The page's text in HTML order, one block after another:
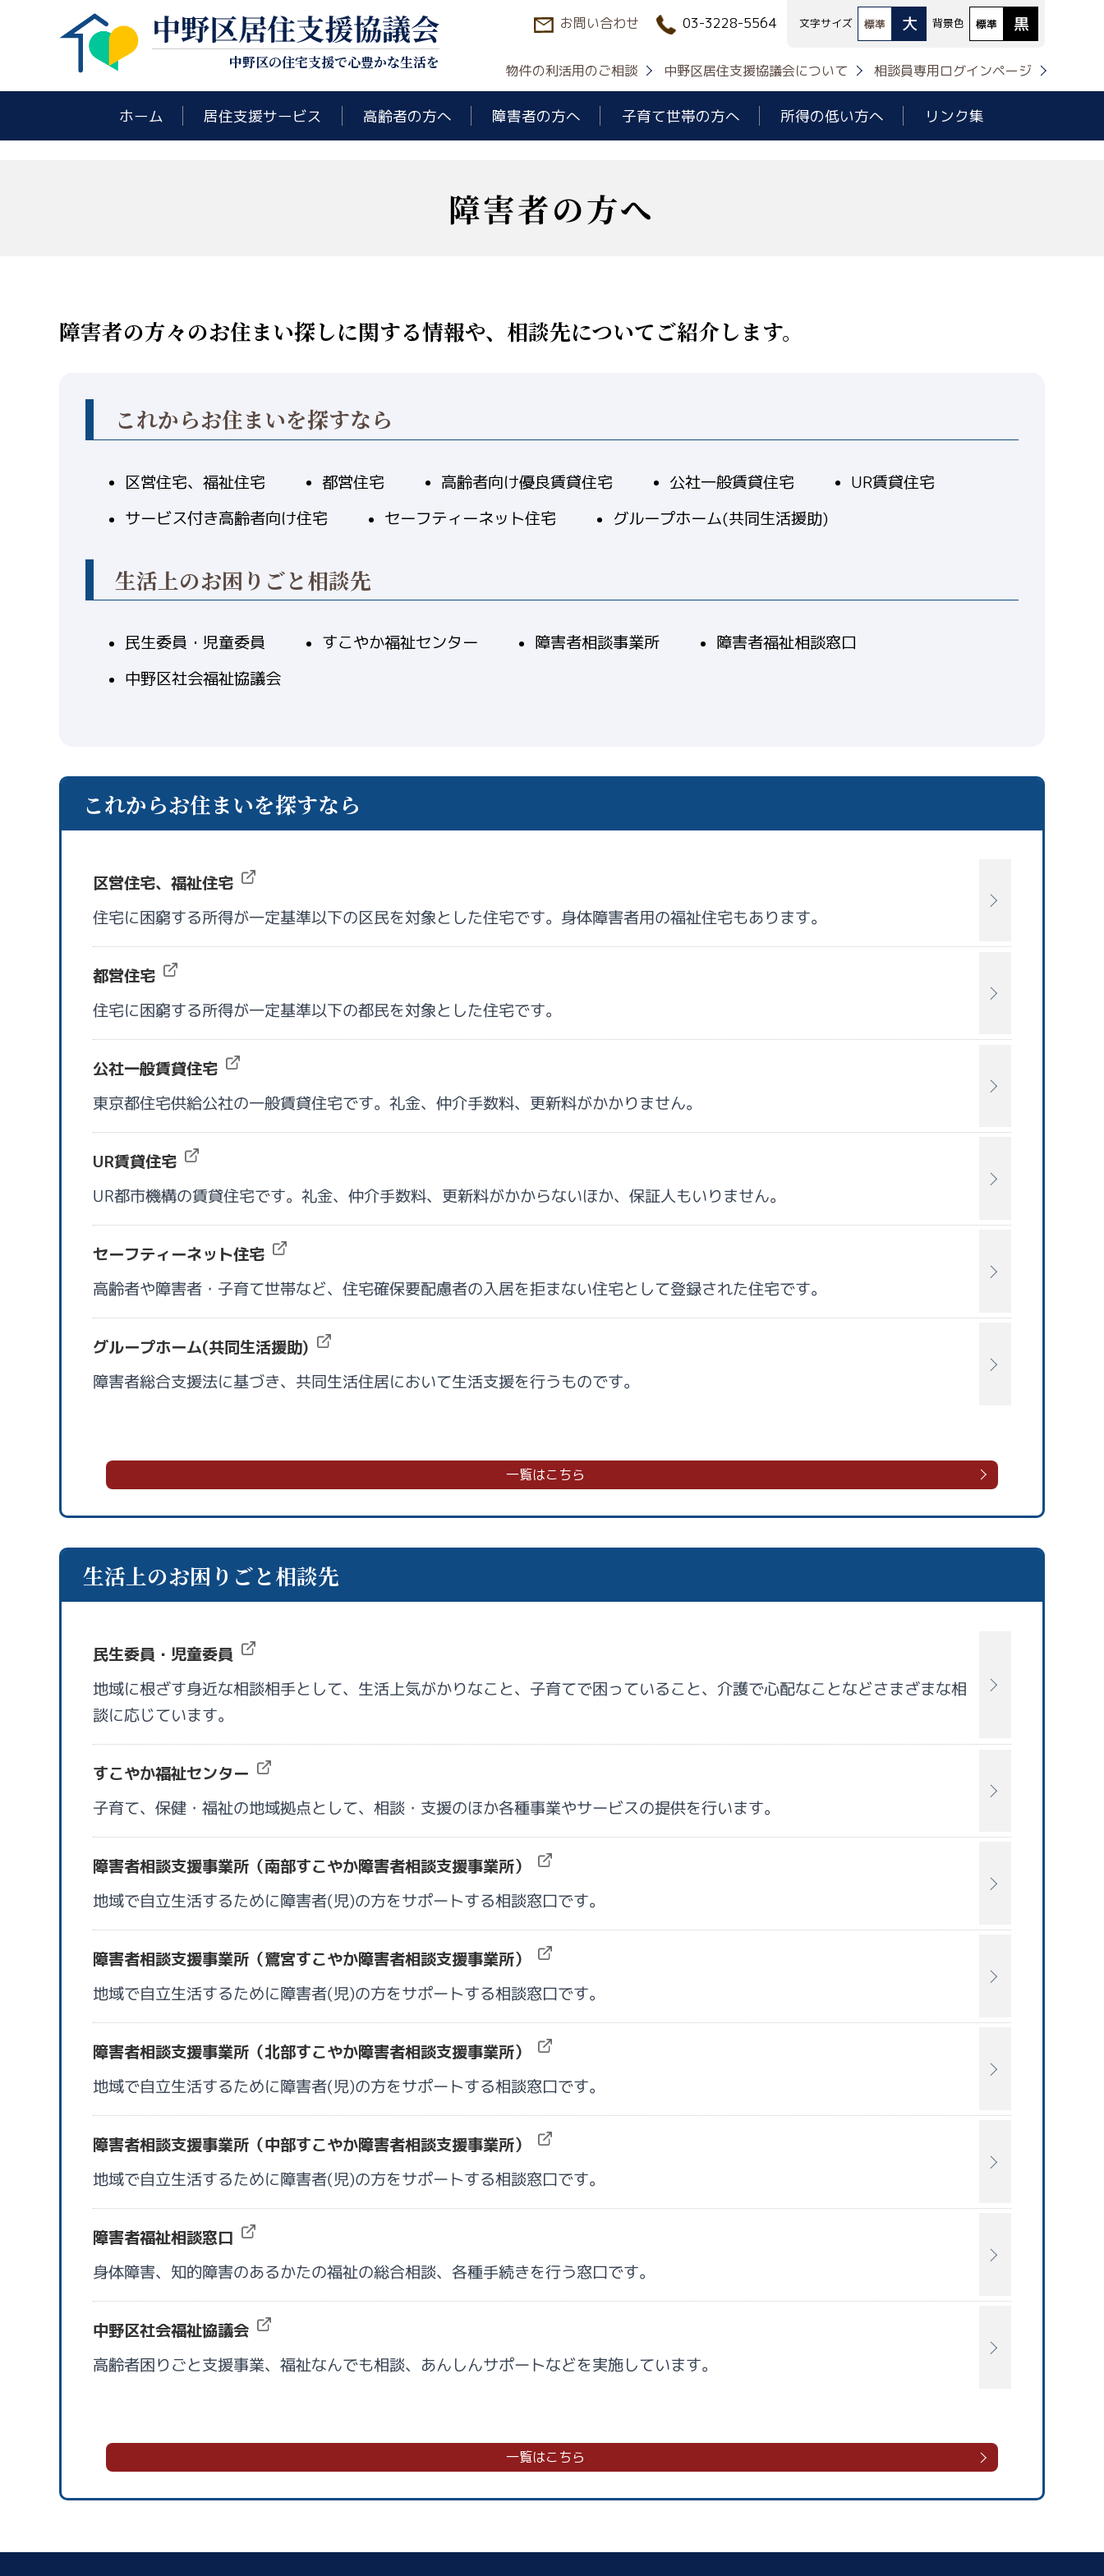
中野区居住支援協議会
中野区の住宅支援で心豊かな生活を
お問い合わせ 03-3228-5564 文字サイズ 標準 大 背景色 標準 黒
物件の利活用のご相談 中野区居住支援協議会について 相談員専用ログインページ
ホーム 居住支援サービス 高齢者の方へ 障害者の方へ 子育て世帯の方へ 所得の低い方へ リンク集
障害者の方へ
障害者の方々のお住まい探しに関する情報や、相談先についてご紹介します。
これからお住まいを探すなら
区営住宅、福祉住宅 都営住宅 高齢者向け優良賃貸住宅 公社一般賃貸住宅
UR賃貸住宅
サービス付き高齢者向け住宅
セーフティーネット住宅 グループホーム(共同生活援助)
生活上のお困りごと相談先
民生委員・児童委員 すこやか福祉センター 障害者相談事業所
障害者福祉相談窓口
中野区社会福祉協議会
これからお住まいを探すなら
区営住宅、福祉住宅
住宅に困窮する所得が一定基準以下の区民を対象とした住宅です。身体障害者用の福祉住宅もあります。
都営住宅
住宅に困窮する所得が一定基準以下の都民を対象とした住宅です。
公社一般賃貸住宅
東京都住宅供給公社の一般賃貸住宅です。礼金、仲介手数料、更新料がかかりません。
UR賃貸住宅
UR都市機構の賃貸住宅です。礼金、仲介手数料、更新料がかからないほか、保証人もいりません。
セーフティーネット住宅
高齢者や障害者・子育て世帯など、住宅確保要配慮者の入居を拒まない住宅として登録された住宅です。
グループホーム(共同生活援助)
障害者総合支援法に基づき、共同生活住居において生活支援を行うものです。
一覧はこちら
生活上のお困りごと相談先
民生委員・児童委員
地域に根ざす身近な相談相手として、生活上気がかりなこと、子育てで困っていること、介護で心配なことなどさまざまな相
談に応じています。
すこやか福祉センター
子育て、保健・福祉の地域拠点として、相談・支援のほか各種事業やサービスの提供を行います。
障害者相談支援事業所（南部すこやか障害者相談支援事業所）
地域で自立生活するために障害者(児)の方をサポートする相談窓口です。
障害者相談支援事業所（鷺宮すこやか障害者相談支援事業所）
地域で自立生活するために障害者(児)の方をサポートする相談窓口です。
障害者相談支援事業所（北部すこやか障害者相談支援事業所）
地域で自立生活するために障害者(児)の方をサポートする相談窓口です。
障害者相談支援事業所（中部すこやか障害者相談支援事業所）
地域で自立生活するために障害者(児)の方をサポートする相談窓口です。
障害者福祉相談窓口
身体障害、知的障害のあるかたの福祉の総合相談、各種手続きを行う窓口です。
中野区社会福祉協議会
高齢者困りごと支援事業、福祉なんでも相談、あんしんサポートなどを実施しています。
一覧はこちら